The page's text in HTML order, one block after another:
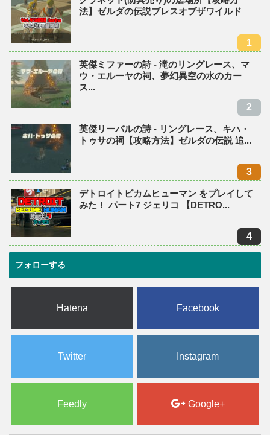
法】ゼルダの伝説ブレスオブザワイルド
英傑ミファーの詩 - 滝のリングレース、マ
ウ・エルーヤの祠、夢幻異空の水のカー
ス...
英傑リーバルの詩 - リングレース、キハ・
トゥサの祠【攻略方法】ゼルダの伝説 追...
デトロイトビカムヒューマン をプレイして
みた！ パート7 ジェリコ 【DETRO...
フォローする
Hatena Facebook
Twitter Instagram
Feedly Google+